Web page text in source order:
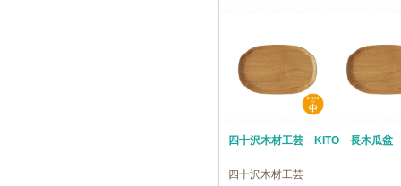
四十沢木材工芸 KITO 長木瓜
四十沢木材工芸